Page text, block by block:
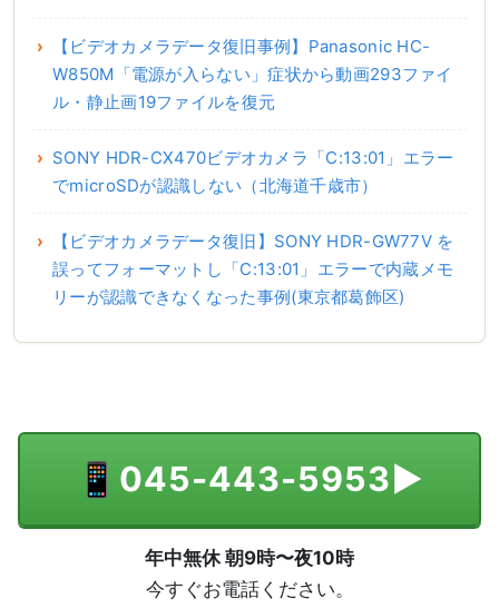
【ビデオカメラデータ復旧事例】Panasonic HC-
W850M「電源が入らない」症状から動画293ファイ
ル・静止画19ファイルを復元
SONY HDR-CX470ビデオカメラ「C:13:01」エラー
でmicroSDが認識しない（北海道千歳市）
【ビデオカメラデータ復旧】SONY HDR-GW77V を
誤ってフォーマットし「C:13:01」エラーで内蔵メモ
リーが認識できなくなった事例(東京都葛飾区)
📱 045-443-5953▶
年中無休 朝9時〜夜10時
今すぐお電話ください。